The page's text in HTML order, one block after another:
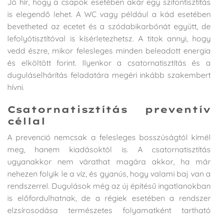
Jó hír, hogy a csapok esetében akár egy szifontisztítás
is elegendő lehet. A WC vagy például a kád esetében
bevetheted az ecetet és a szódabikarbónát együtt, de
lefolyótisztítóval is kísérletezhetsz. A titok annyi, hogy
vedd észre, mikor felesleges minden beleadott energia
és elköltött forint. Ilyenkor a csatornatisztítás és a
duguláselhárítás feladatára megéri inkább szakembert
hívni.
Csatornatisztítás preventív
céllal
A prevenció nemcsak a felesleges bosszúságtól kímél
meg, hanem kiadásoktól is. A csatornatisztítás
ugyanakkor nem várathat magára akkor, ha már
nehezen folyik le a víz, és gyanús, hogy valami baj van a
rendszerrel. Dugulások még az új építésű ingatlanokban
is előfordulhatnak, de a régiek esetében a rendszer
elzsírosodása természetes folyamatként tartható